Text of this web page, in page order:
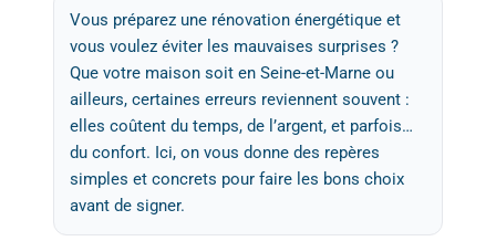
Vous préparez une rénovation énergétique et
vous voulez éviter les mauvaises surprises ?
Que votre maison soit en Seine-et-Marne ou
ailleurs, certaines erreurs reviennent souvent :
elles coûtent du temps, de l’argent, et parfois…
du confort. Ici, on vous donne des repères
simples et concrets pour faire les bons choix
avant de signer.